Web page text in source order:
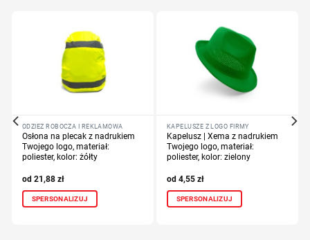
ODZIEŻ ROBOCZA I REKLAMOWA
Osłona na plecak z nadrukiem
Twojego logo, materiał:
poliester, kolor: żółty
21,88 zł
SPERSONALIZUJ
KAPELUSZE Z LOGO FIRMY
Kapelusz | Xema z nadrukiem
Twojego logo, materiał:
poliester, kolor: zielony
4,55 zł
SPERSONALIZUJ